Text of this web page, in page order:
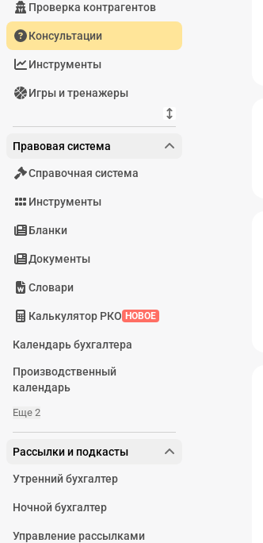
Проверка контрагентов
Консультации
Инструменты
Игры и тренажеры
Правовая система
Справочная система
Инструменты
Бланки
Документы
Словари
Калькулятор РКО НОВОЕ
Календарь бухгалтера
Производственный
календарь
Еще 2
Рассылки и подкасты
Утренний бухгалтер
Ночной бухгалтер
Управление рассылками